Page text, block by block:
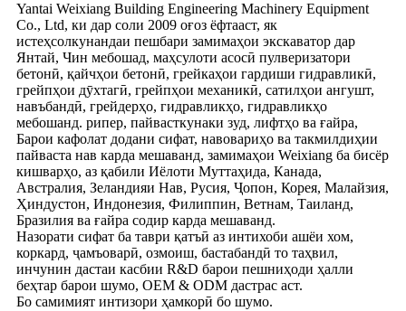
Yantai Weixiang Building Engineering Machinery Equipment
Co., Ltd, ки дар соли 2009 оғоз ёфтааст, як
истеҳсолкунандаи пешбари замимаҳои экскаватор дар
Янтай, Чин мебошад, маҳсулоти асосӣ пулверизатори
бетонӣ, қайчҳои бетонӣ, грейкаҳои гардиши гидравликӣ,
грейпҳои дӯхтагӣ, грейпҳои механикӣ, сатилҳои ангушт,
навъбандӣ, грейдерҳо, гидравликҳо, гидравликҳо
мебошанд. рипер, пайвасткунаки зуд, лифтҳо ва ғайра,
Барои кафолат додани сифат, навовариҳо ва такмилдиҳии
пайваста нав карда мешаванд, замимаҳои Weixiang ба бисёр
кишварҳо, аз қабили Иёлоти Муттаҳида, Канада,
Австралия, Зеландияи Нав, Русия, Ҷопон, Корея, Малайзия,
Ҳиндустон, Индонезия, Филиппин, Ветнам, Таиланд,
Бразилия ва ғайра содир карда мешаванд.
Назорати сифат ба таври қатъӣ аз интихоби ашёи хом,
коркард, ҷамъоварӣ, озмоиш, бастабандӣ то таҳвил,
инчунин дастаи касбии R&D барои пешниҳоди ҳалли
беҳтар барои шумо, OEM & ODM дастрас аст.
Бо самимият интизори ҳамкорӣ бо шумо.